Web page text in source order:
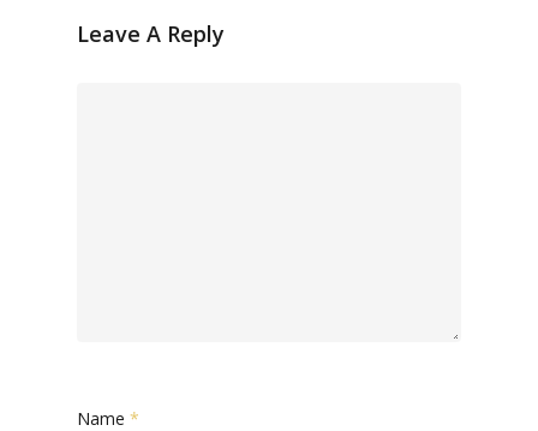
Leave A Reply
Name *